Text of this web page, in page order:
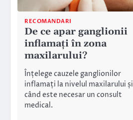
RECOMANDARI
De ce apar ganglionii
inflamați în zona
maxilarului?
Înțelege cauzele ganglionilor
inflamați la nivelul maxilarului și
când este necesar un consult
medical.